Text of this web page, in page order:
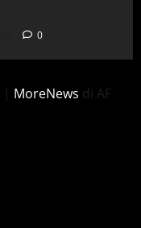
0
| MoreNews di AF